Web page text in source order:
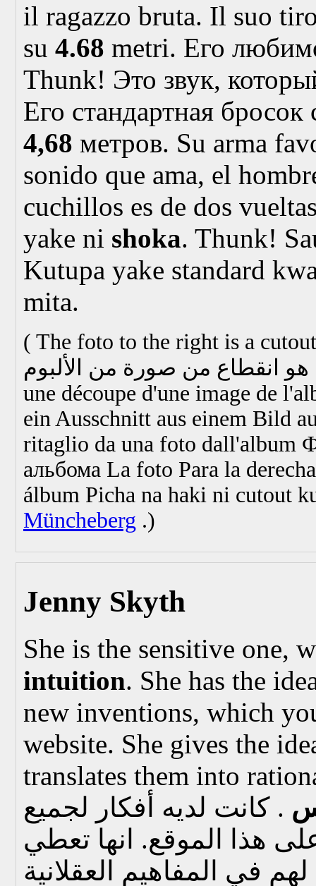
il ragazzo bruta. Il suo
su 4.68 metri. Его
Thunk! Это звук,
Его стандартная
4,68 метров. Su arma
sonido que ama, el
cuchillos es de dos
yake ni shoka. Thunk!
Kutupa yake standard
mita.
( The foto to the right is a
une découpe d'une image de
ein Ausschnitt aus einem Bild
ritaglio da una foto dall'album
альбома La foto Para la
álbum Picha na haki ni cutout
Müncheberg .)
Jenny Skyth
She is the sensitive one,
intuition. She has the
new inventions, which
website. She gives the
translates them into
. كانت لديه أفكار لجميع
هذا الموقع. انها تعطي